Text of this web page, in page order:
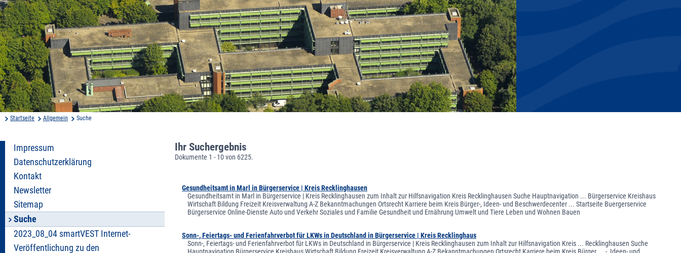
Startseite Allgemein Suche
Impressum
Datenschutzerklärung
Kontakt
Newsletter
Sitemap
Suche
2023_08_04 smartVEST Internet-
Veröffentlichung zu den
Ihr Suchergebnis
Dokumente 1 - 10 von 6225.
Gesundheitsamt in Marl in Bürgerservice | Kreis Recklinghausen
Gesundheitsamt in Marl in Bürgerservice | Kreis Recklinghausen zum Inhalt zur Hilfsnavigation Kreis Recklinghausen Suche Hauptnavigation ... Bürgerservice Kreishaus
Wirtschaft Bildung Freizeit Kreisverwaltung A-Z Bekanntmachungen Ortsrecht Karriere beim Kreis Bürger-, Ideen- und Beschwerdecenter ... Startseite Buergerservice
Bürgerservice Online-Dienste Auto und Verkehr Soziales und Familie Gesundheit und Ernährung Umwelt und Tiere Leben und Wohnen Bauen
Sonn-, Feiertags- und Ferienfahrverbot für LKWs in Deutschland in Bürgerservice | Kreis Recklinghaus
Sonn-, Feiertags- und Ferienfahrverbot für LKWs in Deutschland in Bürgerservice | Kreis Recklinghausen zum Inhalt zur Hilfsnavigation Kreis ... Recklinghausen Suche
Hauptnavigation Bürgerservice Kreishaus Wirtschaft Bildung Freizeit Kreisverwaltung A-Z Bekanntmachungen Ortsrecht Karriere beim Kreis Bürger ... -, Ideen- und